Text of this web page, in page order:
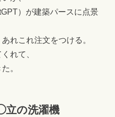
）が建築パースに点景
れこれ注文をつける。
れて、
。
立の洗濯機